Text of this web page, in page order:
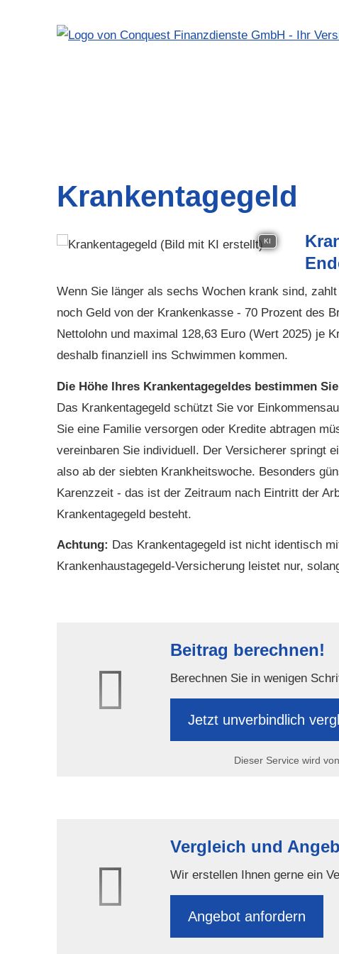
Krankentagegeld
KI
Wenn Sie länger als sechs Wochen krank sind,
noch Geld von der Krankenkasse - 70 Prozent des
Nettolohn und maximal 128,63 Euro (Wert 2025) je
deshalb finanziell ins Schwimmen kommen.
Die Höhe Ihres Krankentagegeldes bestimmen
Das Krankentagegeld schützt Sie vor
Sie eine Familie versorgen oder Kredite abtragen
vereinbaren Sie individuell. Der Versicherer springt
also ab der siebten Krankheitswoche. Besonders
Karenzzeit - das ist der Zeitraum nach Eintritt der
Krankentagegeld besteht.
Achtung: Das Krankentagegeld ist nicht identisch
Krankenhaustagegeld-Versicherung leistet nur,
Beitrag berechnen!
Berechnen Sie in wenigen
Jetzt unverbindlich
Dieser Service wird
Vergleich und
Wir erstellen Ihnen gerne ein
An­ge­bot an­for­dern